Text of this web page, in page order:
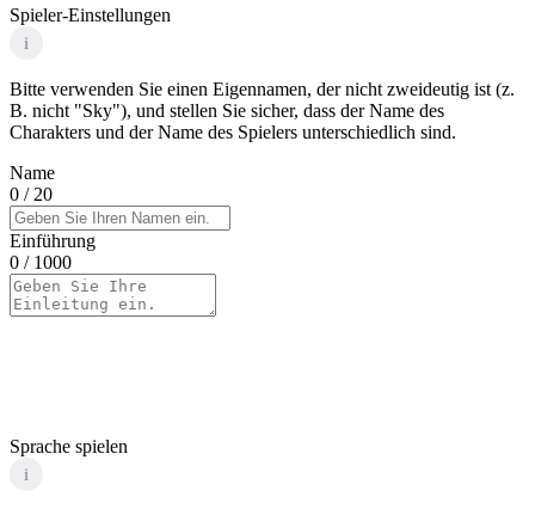
Spieler-Einstellungen
i
Bitte verwenden Sie einen Eigennamen, der nicht zweideutig ist (z.
B. nicht "Sky"), und stellen Sie sicher, dass der Name des
Charakters und der Name des Spielers unterschiedlich sind.
Name
0 / 20
Einführung
0 / 1000
Sprache spielen
i